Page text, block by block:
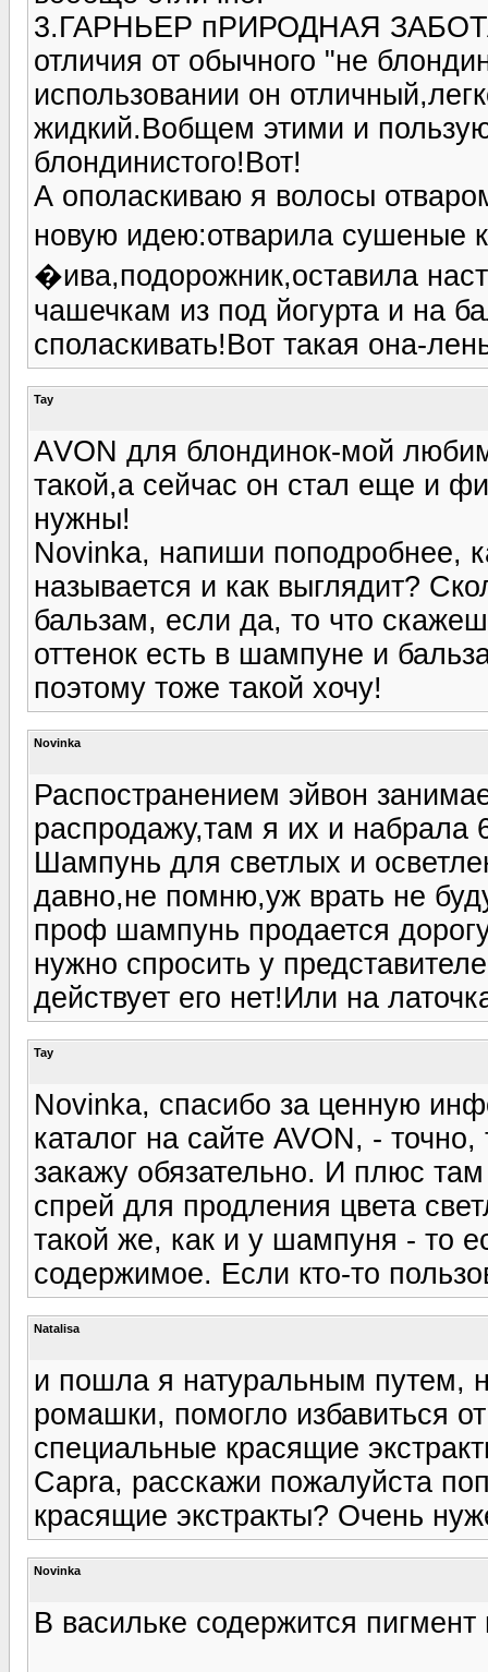
3.ГАРНЬЕР пРИРОДНАЯ
отличия от обычного "не
использовании он
жидкий.Вобщем этими и
блондинистого!Вот!
А ополаскиваю я волосы
новую идею:отварила сушеные
�ива,подорожник,оставила
чашечкам из под йогурта и на
споласкивать!Вот такая она-
Tay
АVON для блондинок-мой
такой,а сейчас он стал еще и
нужны!
Novinka, напиши поподробнее,
называется и как выглядит?
бальзам, если да, то что
оттенок есть в шампуне и
поэтому тоже такой хочу!
Novinka
Распостранением эйвон
распродажу,там я их и набрала
Шампунь для светлых и
давно,не помню,уж врать не
проф шампунь продается
нужно спросить у
действует его нет!Или на
Tay
Novinka, спасибо за ценную
каталог на сайте AVON, -
закажу обязательно. И плюс
спрей для продления цвета
такой же, как и у шампуня - то
содержимое. Если кто-то
Natalisa
и пошла я натуральным путем,
ромашки, помогло избавиться
специальные красящие
Capra, расскажи пожалуйста
красящие экстракты? Очень
Novinka
В васильке содержится пигмент